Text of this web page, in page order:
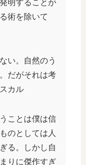
明することが
術を除いて
い。自然のう
だがそれは考
カル
ことは僕は信
のとしては人
る。しかし自
りに傑作すぎ